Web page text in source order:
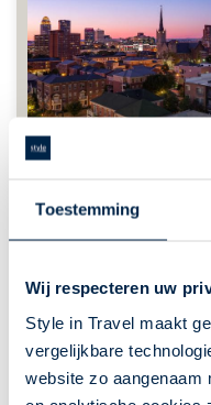
Toestemming
Wij respecteren uw
Style in Travel maakt
vergelijkbare
website zo aangenaam
GLT202:
Verenigde Staten |
Deep South USA | 19
Fly-Drives GreatLakes-
Ontdek
Onontdekt
Paardensport in